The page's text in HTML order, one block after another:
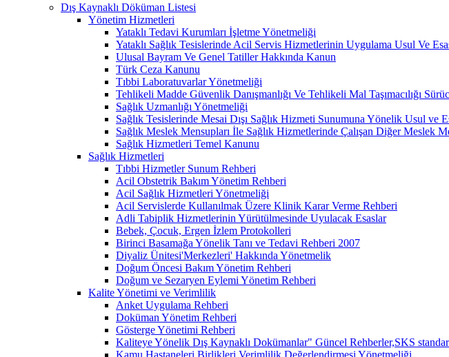
Dış Kaynaklı Döküman Listesi
Yönetim Hizmetleri
Yataklı Tedavi Kurumları İşletme Yönetmeliği
Yataklı Sağlık Tesislerinde Acil Servis Hizmetlerinin Uygulama Usul Ve
Ulusal Bayram Ve Genel Tatiller Hakkında Kanun
Türk Ceza Kanunu
Tıbbi Laboratuvarlar Yönetmeliği
Tehlikeli Madde Güvenlik Danışmanlığı Ve Tehlikeli Mal Taşımacılığı
Sağlık Uzmanlığı Yönetmeliği
Sağlık Tesislerinde Mesai Dışı Sağlık Hizmeti Sunumuna Yönelik Usul ve
Sağlık Meslek Mensupları İle Sağlık Hizmetlerinde Çalışan Diğer Meslek
Sağlık Hizmetleri Temel Kanunu
Sağlık Hizmetleri
Tıbbi Hizmetler Sunum Rehberi
Acil Obstetrik Bakım Yönetim Rehberi
Acil Sağlık Hizmetleri Yönetmeliği
Acil Servislerde Kullanılmak Üzere Klinik Karar Verme Rehberi
Adli Tabiplik Hizmetlerinin Yürütülmesinde Uyulacak Esaslar
Bebek, Çocuk, Ergen İzlem Protokolleri
Birinci Basamağa Yönelik Tanı ve Tedavi Rehberi 2007
Diyaliz Ünitesi'Merkezleri' Hakkında Yönetmelik
Doğum Öncesi Bakım Yönetim Rehberi
Doğum ve Sezaryen Eylemi Yönetim Rehberi
Kalite Yönetimi ve Verimlilik
Anket Uygulama Rehberi
Doküman Yönetim Rehberi
Gösterge Yönetimi Rehberi
Kaliteye Yönelik Dış Kaynaklı Dokümanlar" Güncel Rehberler,SKS
Kamu Hastaneleri Birlikleri Verimlilik Değerlendirmesi Yönetmeliği